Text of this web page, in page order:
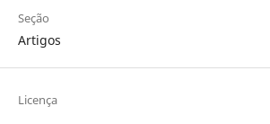
Seção
Artigos
Licença